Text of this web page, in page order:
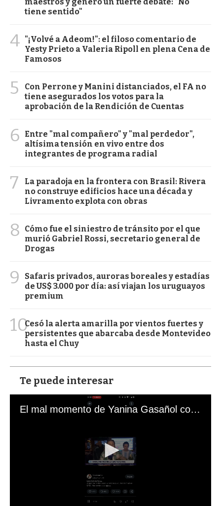
tiene sentido"
4 "¡Volvé a Adeom!": el filoso comentario de
Yesty Prieto a Valeria Ripoll en plena Cena de
Famosos
5
Con Perrone y Manini distanciados, el FA no
tiene asegurados los votos para la
aprobación de la Rendición de Cuentas
6
Entre "mal compañero" y "mal perdedor",
altísima tensión en vivo entre dos
integrantes de programa radial
7
La paradoja en la frontera con Brasil: Rivera
no construye edificios hace una década y
Livramento explota con obras
8
Cómo fue el siniestro de tránsito por el que
murió Gabriel Rossi, secretario general de
Drogas
9
Safaris privados, auroras boreales y estadías
de US$ 3.000 por día: así viajan los uruguayos
premium
10Cesó la alerta amarilla por vientos fuertes y
persistentes que abarcaba desde Montevideo
hasta el Chuy
Te puede interesar
El mal momento de Yanina Gasañol con un hincha argentino en "Subrayado"